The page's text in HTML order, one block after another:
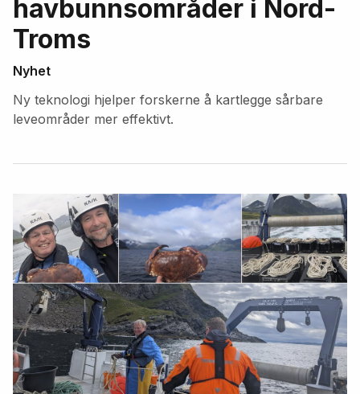
havbunnsområder i Nord-
Troms
Nyhet
Ny teknologi hjelper forskerne å kartlegge sårbare
leveområder mer effektivt.